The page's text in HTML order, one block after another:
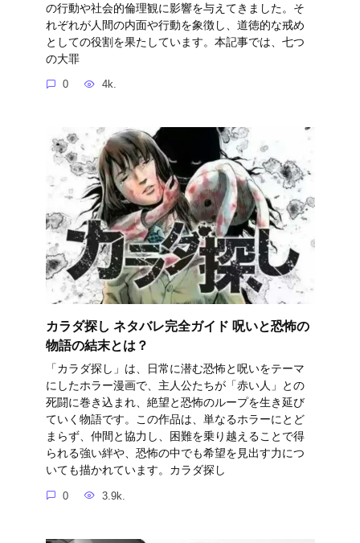
の行動や社会的倫理観に影響を与えてきました。そ
れぞれが人間の内面や行動を象徴し、道徳的な戒め
としての役割を果たしています。本記事では、七つ
の大罪
0 4k.
カラダ探し ネタバレ完全ガイド 呪いと恐怖の
物語の結末とは？
「カラダ探し」は、日常に潜む恐怖と呪いをテーマ
にしたホラー漫画で、主人公たちが「赤い人」との
死闘に巻き込まれ、絶望と恐怖のループを生き延び
ていく物語です。この作品は、単なるホラーにとど
まらず、仲間と協力し、困難を乗り越えることで得
られる強い絆や、恐怖の中でも希望を見出す力につ
いても描かれています。カラダ探し
0 3.9k.